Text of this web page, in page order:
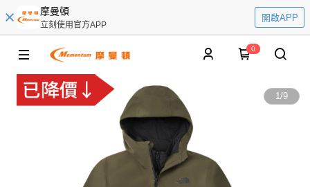
摩曼頓
立刻使用官方APP
開啟APP
0
1/9